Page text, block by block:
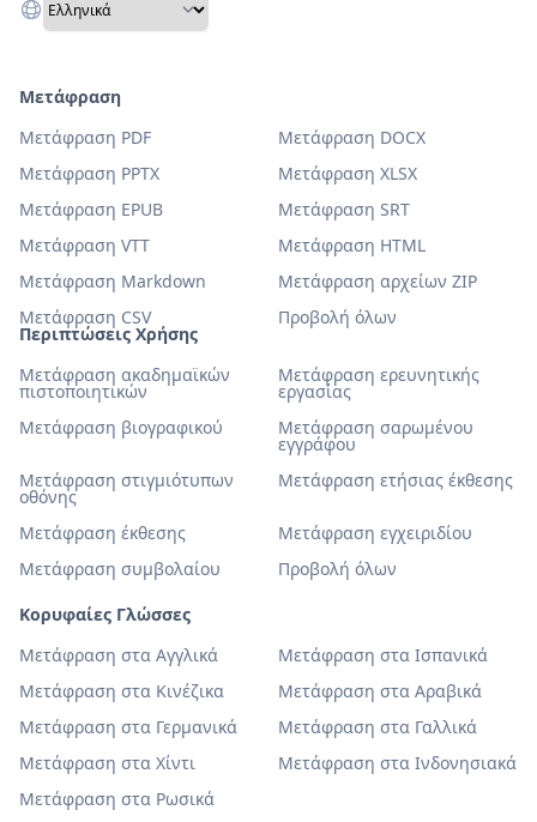
Περιπτώσεις Χρήσης
Μετάφραση ακαδημαϊκών
πιστοποιητικών
Μετάφραση ερευνητικής
εργασίας
Μετάφραση βιογραφικού
Μετάφραση σαρωμένου
εγγράφου
Μετάφραση στιγμιότυπων
οθόνης
Μετάφραση ετήσιας έκθεσης
Μετάφραση έκθεσης
Μετάφραση εγχειριδίου
Μετάφραση συμβολαίου
Προβολή όλων
Κορυφαίες Γλώσσες
Μετάφραση στα Αγγλικά
Μετάφραση στα Ισπανικά
Μετάφραση στα Κινέζικα
Μετάφραση στα Αραβικά
Μετάφραση στα Γερμανικά
Μετάφραση στα Γαλλικά
Μετάφραση στα Χίντι
Μετάφραση στα Ινδονησιακά
Μετάφραση στα Ρωσικά
Μετάφραση
Μετάφραση PDF
Μετάφραση DOCX
Μετάφραση PPTX
Μετάφραση XLSX
Μετάφραση EPUB
Μετάφραση SRT
Μετάφραση VTT
Μετάφραση HTML
Μετάφραση Markdown
Μετάφραση αρχείων ZIP
Μετάφραση CSV
Προβολή όλων